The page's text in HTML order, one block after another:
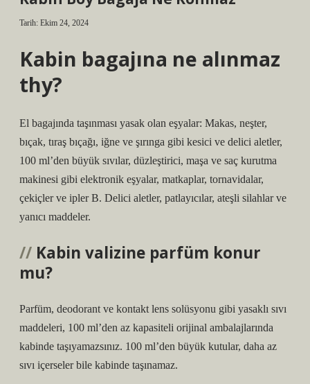
Tarih: Ekim 24, 2024
Kabin bagajına ne alınmaz
thy?
El bagajında ​​taşınması yasak olan eşyalar: Makas, neşter,
bıçak, tıraş bıçağı, iğne ve şırınga gibi kesici ve delici aletler,
100 ml’den büyük sıvılar, düzleştirici, maşa ve saç kurutma
makinesi gibi elektronik eşyalar, matkaplar, tornavidalar,
çekiçler ve ipler B. Delici aletler, patlayıcılar, ateşli silahlar ve
yanıcı maddeler.
Kabin valizine parfüm konur
mu?
Parfüm, deodorant ve kontakt lens solüsyonu gibi yasaklı sıvı
maddeleri, 100 ml’den az kapasiteli orijinal ambalajlarında
kabinde taşıyamazsınız. 100 ml’den büyük kutular, daha az
sıvı içerseler bile kabinde taşınamaz.